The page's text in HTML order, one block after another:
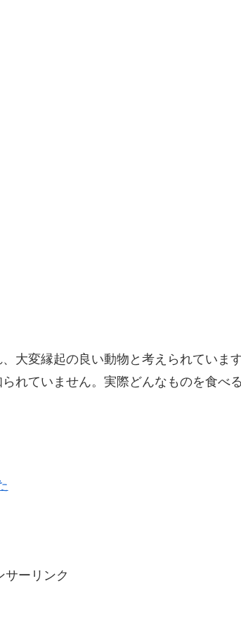
大変縁起の良い動物と考えられています
れていません。実際どんなものを食べ
サーリンク